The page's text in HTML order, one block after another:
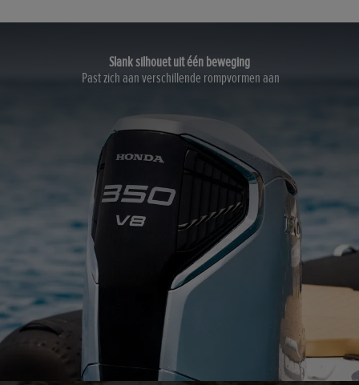
Slank silhouet uit één beweging
Past zich aan verschillende rompvormen aan